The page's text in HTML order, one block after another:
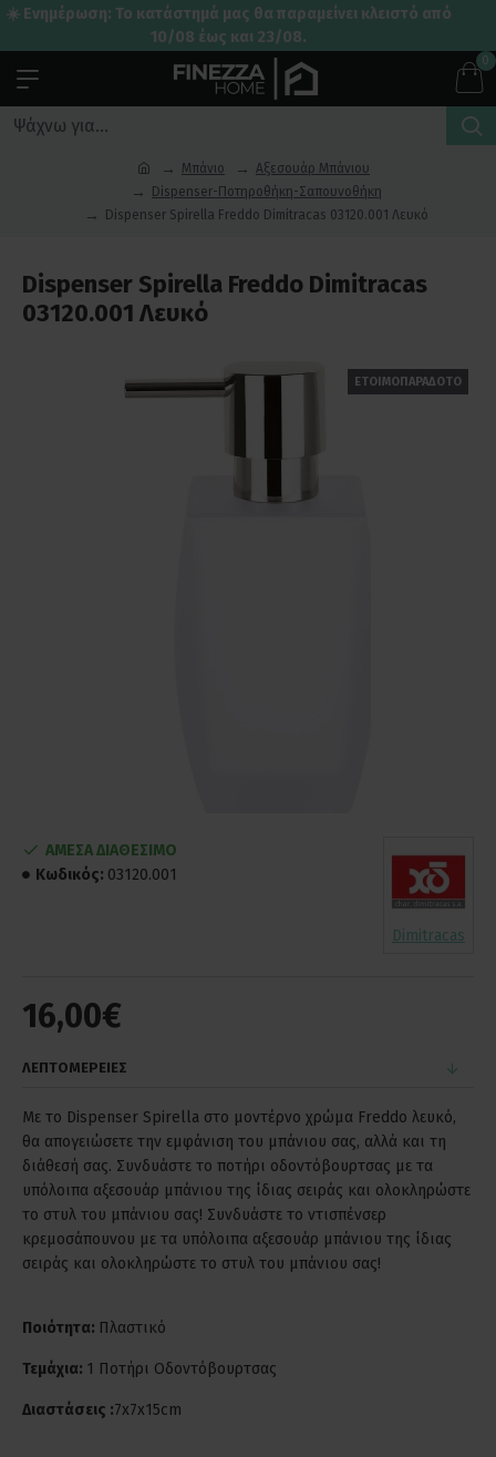
☀️ Ενημέρωση: Το κατάστημά μας θα παραμείνει κλειστό από
10/08 έως και 23/08.
0
Μπάνιο
Αξεσουάρ Μπάνιου
Dispenser-Ποτηροθήκη-Σαπουνοθήκη
Dispenser Spirella Freddo Dimitracas 03120.001 Λευκό
Dispenser Spirella Freddo Dimitracas
03120.001 Λευκό
ΕΤΟΙΜΟΠΑΡΑΔΟΤΟ
16,00€
ΑΜΕΣΑ ΔΙΑΘΕΣΙΜΟ
Κωδικός: 03120.001
Dimitracas
ΛΕΠΤΟΜΕΡΕΙΕΣ
Με το Dispenser Spirella στο μοντέρνο χρώμα Freddo λευκό,
θα απογειώσετε την εμφάνιση του μπάνιου σας, αλλά και τη
διάθεσή σας. Συνδυάστε το ποτήρι οδοντόβουρτσας με τα
υπόλοιπα αξεσουάρ μπάνιου της ίδιας σειράς και ολοκληρώστε
το στυλ του μπάνιου σας! Συνδυάστε το ντισπένσερ
κρεμοσάπουνου με τα υπόλοιπα αξεσουάρ μπάνιου της ίδιας
σειράς και ολοκληρώστε το στυλ του μπάνιου σας!
Ποιότητα: Πλαστικό
Τεμάχια: 1 Ποτήρι Οδοντόβουρτσας
Διαστάσεις :7x7x15cm